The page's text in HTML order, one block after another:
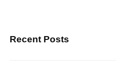
Recent Posts